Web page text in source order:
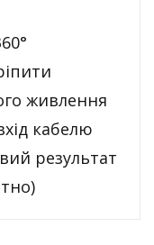
живлення
кабелю
результат